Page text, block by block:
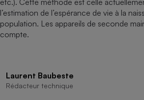
etc.). Cette méthode est celle
l’estimation de l’espérance de vie à la
population. Les appareils de seconde
compte.
Laurent Baubeste
Rédacteur technique